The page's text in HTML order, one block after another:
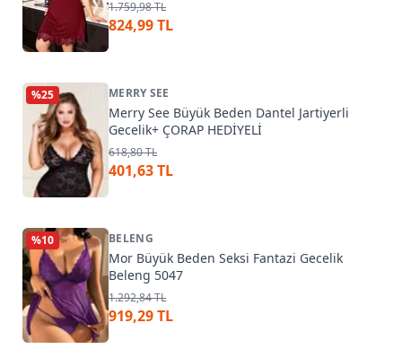
1.759,98 TL
824,99 TL
%25 MERRY SEE
Merry See Büyük Beden Dantel Jartiyerli
Gecelik+ ÇORAP HEDİYELİ
618,80 TL
401,63 TL
%10 BELENG
Mor Büyük Beden Seksi Fantazi Gecelik
Beleng 5047
1.292,84 TL
919,29 TL